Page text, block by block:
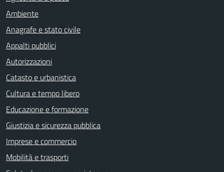
Ambiente
Anagrafe e stato civile
Appalti pubblici
Autorizzazioni
Catasto e urbanistica
Cultura e tempo libero
Educazione e formazione
Giustizia e sicurezza pubblica
Imprese e commercio
Mobilità e trasporti